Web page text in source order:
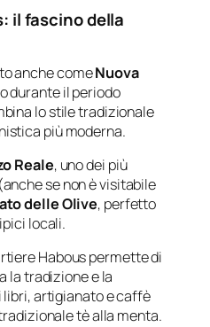
il fascino della
anche comeNuova
durante il periodo
lo stile tradizionale
più moderna.
Reale, uno dei più
se non è visitabile
delle Olive, perfetto
locali.
Habous permette di
la tradizione e la
libri, artigianato e caffè
tè alla menta.